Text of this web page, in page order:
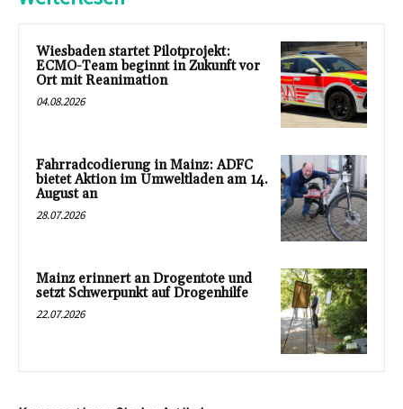
Wiesbaden startet Pilotprojekt:
ECMO-Team beginnt in Zukunft vor
Ort mit Reanimation
04.08.2026
Fahrradcodierung in Mainz: ADFC
bietet Aktion im Umweltladen am 14.
August an
28.07.2026
Mainz erinnert an Drogentote und
setzt Schwerpunkt auf Drogenhilfe
22.07.2026